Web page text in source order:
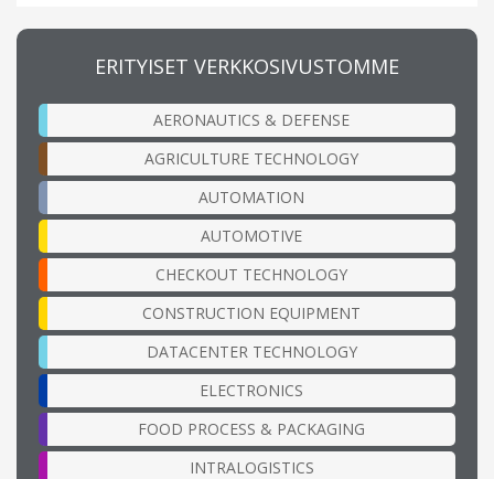
ERITYISET VERKKOSIVUSTOMME
AERONAUTICS & DEFENSE
AGRICULTURE TECHNOLOGY
AUTOMATION
AUTOMOTIVE
CHECKOUT TECHNOLOGY
CONSTRUCTION EQUIPMENT
DATACENTER TECHNOLOGY
ELECTRONICS
FOOD PROCESS & PACKAGING
INTRALOGISTICS